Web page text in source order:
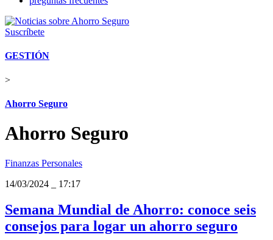
Suscríbete
GESTIÓN
>
Ahorro Seguro
Ahorro Seguro
Finanzas Personales
14/03/2024
17:17
Semana Mundial de Ahorro: conoce seis
consejos para logar un ahorro seguro